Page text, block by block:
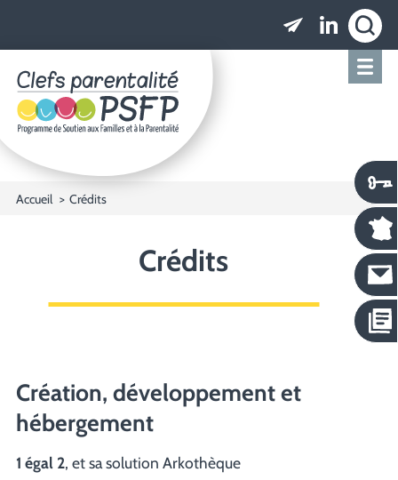
Clefs parentalité PSFP - Programme de
Accueil Crédits
Crédits
Création, développement et
hébergement
1 égal 2, et sa solution Arkothèque